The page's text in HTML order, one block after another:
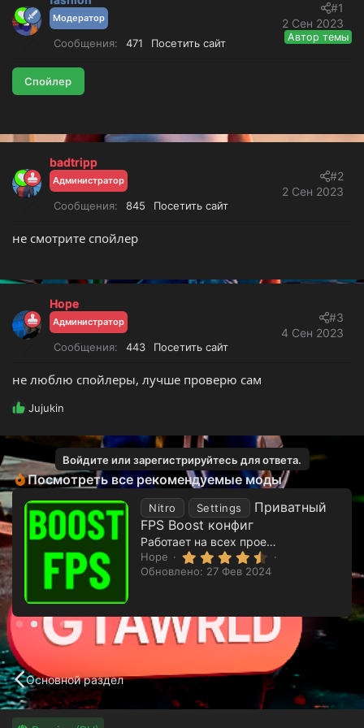
т
е
а
ч
а
Модератор
Сообщения 471 Посетить сайт
2 Сен 2023
#1
Автор темы
Спойлер
badtripp
Администратор
Сообщения 845 Посетить сайт
2 Сен 2023
#2
не смотрите спойлер
Hope
Администратор
Сообщения 443 Посетить сайт
4 Сен 2023
#3
не люблю спойлеры, лучше проверю сам
Р
а
ц
и
:
Jujukin
Войдите или зарегистрируйтесь для ответа.
Посмотреть все рекомендуемые моды
Nitro Settings
Приватный
FPS Boost конфиг
Работает на всех проектах RAGEMP & alt:V
Hope 4
.
в
ё
з
Обновлено: 27 Фев 2024
Основной раздел